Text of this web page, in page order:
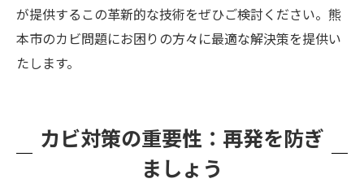
が提供するこの革新的な技術をぜひご検討ください。熊
本市のカビ問題にお困りの方々に最適な解決策を提供い
たします。
カビ対策の重要性：再発を防ぎ
ましょう